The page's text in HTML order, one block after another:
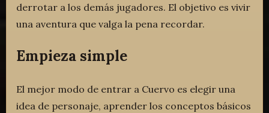
derrotar a los demás jugadores. El objetivo es vivir
una aventura que valga la pena recordar.
Empieza simple
El mejor modo de entrar a Cuervo es elegir una
idea de personaje, aprender los conceptos básicos